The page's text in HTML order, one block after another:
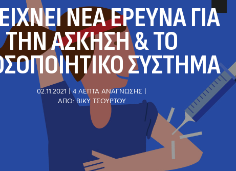
ΝΈΑ ΈΡΕΥΝΑ ΓΙΑ
ΤΗΝ ΆΣΚΗΣΗ & ΤΟ
ΣΎΣΤΗΜΑ
02.11.2021 |4 ΛΕΠΤΑ ΑΝΑΓΝΩΣΗΣ |
ΑΠΟ: ΒΊΚΥ ΤΣΟΎΡΤΟΥ